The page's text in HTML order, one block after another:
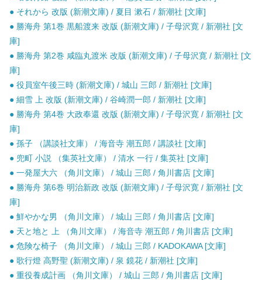
● それから 改版 (新潮文庫) / 夏目 漱石 / 新潮社 [文庫]
● 勝海舟 第1巻 黒船渡来 改版 (新潮文庫) / 子母沢寛 / 新潮社 [文
庫]
● 勝海舟 第2巻 咸臨丸渡米 改版 (新潮文庫) / 子母沢寛 / 新潮社 [文
庫]
● 役員室午後三時 (新潮文庫) / 城山 三郎 / 新潮社 [文庫]
● 細雪 上 改版 (新潮文庫) / 谷崎潤一郎 / 新潮社 [文庫]
● 勝海舟 第4巻 大政奉還 改版 (新潮文庫) / 子母沢寛 / 新潮社 [文
庫]
● 孫子 （講談社文庫） / 海音寺 潮五郎 / 講談社 [文庫]
● 兜町 小説 （集英社文庫） / 清水 一行 / 集英社 [文庫]
● 一発屋大六 （角川文庫） / 城山 三郎 / 角川書店 [文庫]
● 勝海舟 第6巻 明治新政 改版 (新潮文庫) / 子母沢寛 / 新潮社 [文
庫]
● 鮮やかな男 （角川文庫） / 城山 三郎 / 角川書店 [文庫]
● 天と地と 上 （角川文庫） / 海音寺 潮五郎 / 角川書店 [文庫]
● 危険な椅子 （角川文庫） / 城山 三郎 / KADOKAWA [文庫]
● 歌行燈 高野聖 (新潮文庫) / 泉 鏡花 / 新潮社 [文庫]
● 重役養成計画 （角川文庫） / 城山 三郎 / 角川書店 [文庫]